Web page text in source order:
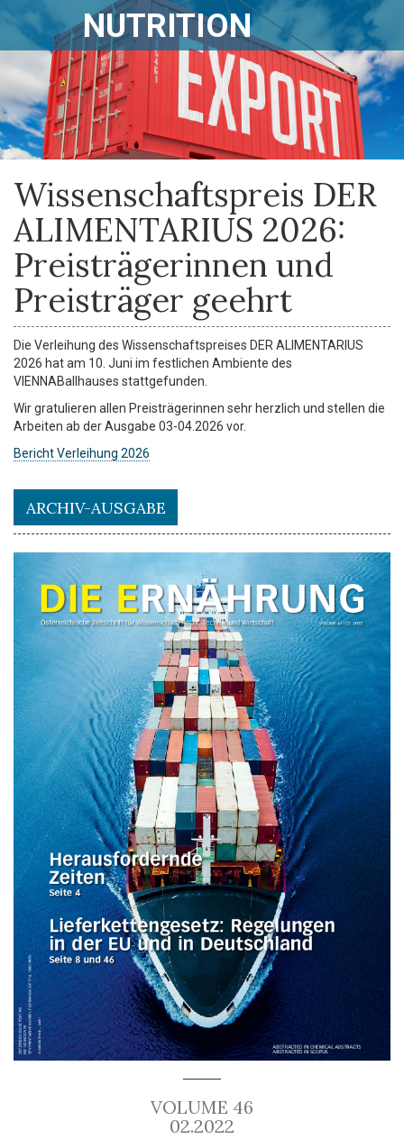
NUTRITION
Wissenschaftspreis DER
ALIMENTARIUS 2026:
Preisträgerinnen und
Preisträger geehrt
Die Verleihung des Wissenschaftspreises DER ALIMENTARIUS
2026 hat am 10. Juni im festlichen Ambiente des
VIENNABallhauses stattgefunden.
Wir gratulieren allen Preisträgerinnen sehr herzlich und stellen die
Arbeiten ab der Ausgabe 03-04.2026 vor.
Bericht Verleihung 2026
ARCHIV-AUSGABE
VOLUME 46
02.2022